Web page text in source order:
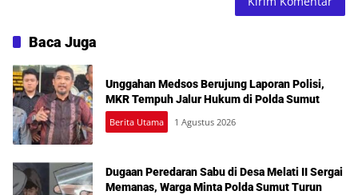
Baca Juga
Unggahan Medsos Berujung Laporan Polisi,
MKR Tempuh Jalur Hukum di Polda Sumut
Berita Utama 1 Agustus 2026
Dugaan Peredaran Sabu di Desa Melati II Sergai
Memanas, Warga Minta Polda Sumut Turun